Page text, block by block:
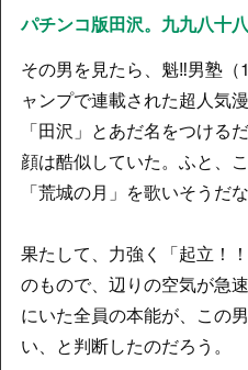
パチンコ版田沢。九九八十
その男を見たら、魁‼男塾
ャンプで連載された超人気
「田沢」とあだ名をつける
顔は酷似していた。ふと、
「荒城の月」を歌いそうだ
果たして、力強く「起立！
のもので、辺りの空気が急
にいた全員の本能が、この
い、と判断したのだろう。